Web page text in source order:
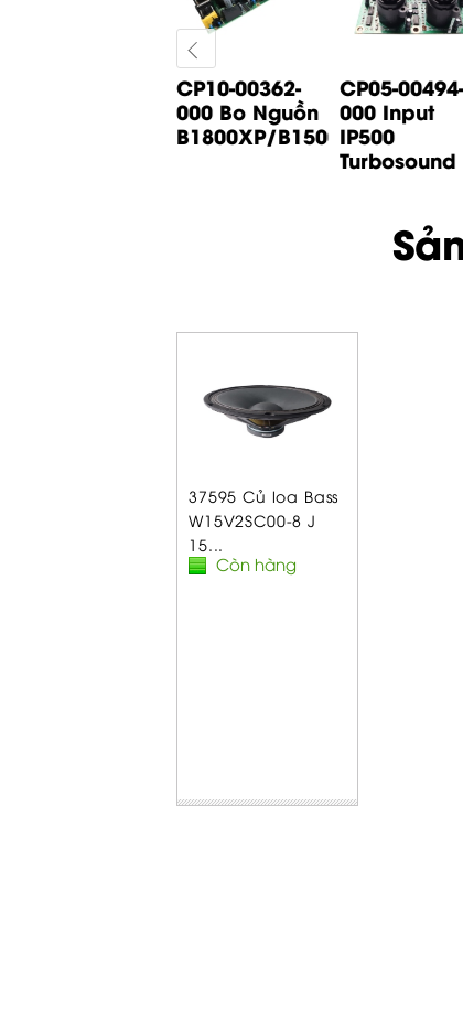
CP10-00362-
000 Bo Nguồn
B1800XP/B1500XP...
CP05-00494-
000 Input
IP500
Turbosound
37595 Củ loa Bass
W15V2SC00-8 J
15...
Còn hàng